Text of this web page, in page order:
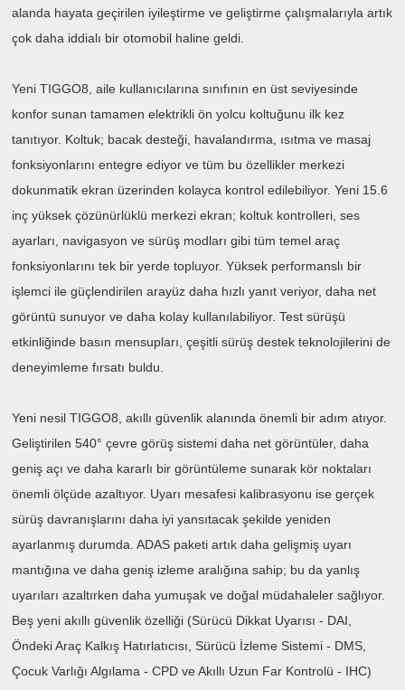
alanda hayata geçirilen iyileştirme ve geliştirme çalışmalarıyla artık
çok daha iddialı bir otomobil haline geldi.
Yeni TIGGO8, aile kullanıcılarına sınıfının en üst seviyesinde
konfor sunan tamamen elektrikli ön yolcu koltuğunu ilk kez
tanıtıyor. Koltuk; bacak desteği, havalandırma, ısıtma ve masaj
fonksiyonlarını entegre ediyor ve tüm bu özellikler merkezi
dokunmatik ekran üzerinden kolayca kontrol edilebiliyor. Yeni 15.6
inç yüksek çözünürlüklü merkezi ekran; koltuk kontrolleri, ses
ayarları, navigasyon ve sürüş modları gibi tüm temel araç
fonksiyonlarını tek bir yerde topluyor. Yüksek performanslı bir
işlemci ile güçlendirilen arayüz daha hızlı yanıt veriyor, daha net
görüntü sunuyor ve daha kolay kullanılabiliyor. Test sürüşü
etkinliğinde basın mensupları, çeşitli sürüş destek teknolojilerini de
deneyimleme fırsatı buldu.
Yeni nesil TIGGO8, akıllı güvenlik alanında önemli bir adım atıyor.
Geliştirilen 540° çevre görüş sistemi daha net görüntüler, daha
geniş açı ve daha kararlı bir görüntüleme sunarak kör noktaları
önemli ölçüde azaltıyor. Uyarı mesafesi kalibrasyonu ise gerçek
sürüş davranışlarını daha iyi yansıtacak şekilde yeniden
ayarlanmış durumda. ADAS paketi artık daha gelişmiş uyarı
mantığına ve daha geniş izleme aralığına sahip; bu da yanlış
uyarıları azaltırken daha yumuşak ve doğal müdahaleler sağlıyor.
Beş yeni akıllı güvenlik özelliği (Sürücü Dikkat Uyarısı - DAI,
Öndeki Araç Kalkış Hatırlatıcısı, Sürücü İzleme Sistemi - DMS,
Çocuk Varlığı Algılama - CPD ve Akıllı Uzun Far Kontrolü - IHC)